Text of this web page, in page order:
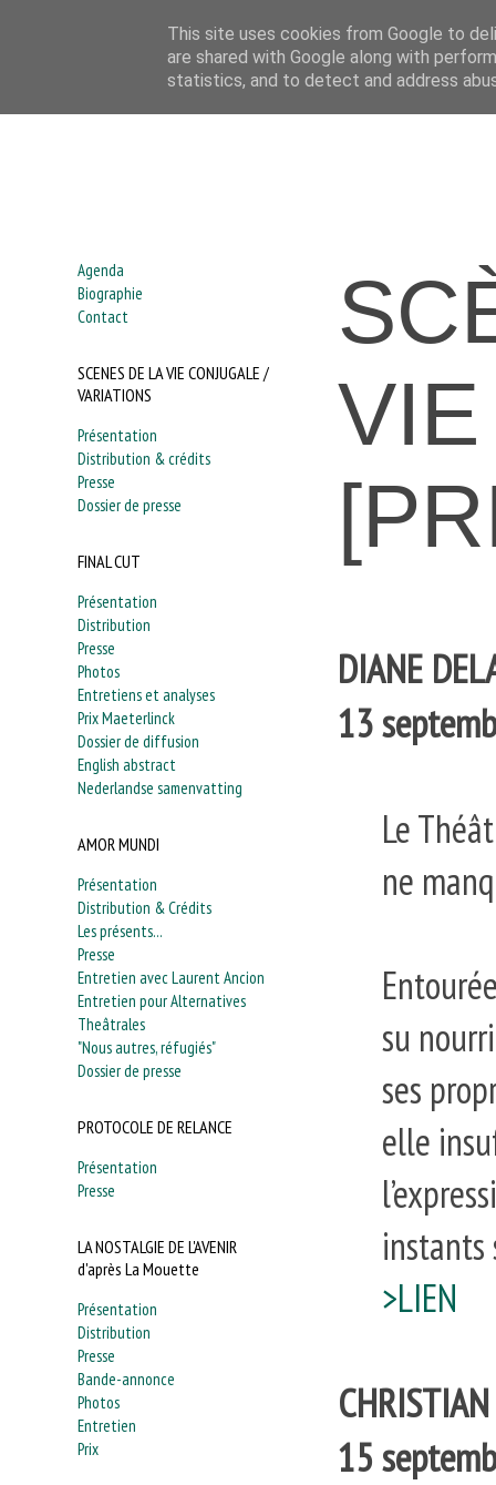
Myriam Saduis | Cie Défilé
DIANE
13
Le
ne
su
ses
elle
instants
>LIEN
15
Agenda
Biographie
Contact
SCENES DE LA VIE CONJUGALE /
VARIATIONS
Présentation
Distribution & crédits
Presse
Dossier de presse
FINAL CUT
Présentation
Distribution
Presse
Photos
Entretiens et analyses
Prix Maeterlinck
Dossier de diffusion
English abstract
Nederlandse samenvatting
AMOR MUNDI
Présentation
Distribution & Crédits
Les présents...
Presse
Entretien avec Laurent Ancion
Entretien pour Alternatives
Theâtrales
"Nous autres, réfugiés"
Dossier de presse
PROTOCOLE DE RELANCE
Présentation
Presse
LA NOSTALGIE DE L'AVENIR
d'après La Mouette
Présentation
Distribution
Presse
Bande-annonce
Photos
Entretien
Prix
This site uses cookies from Google to
are shared with Google along with
statistics, and to detect and address